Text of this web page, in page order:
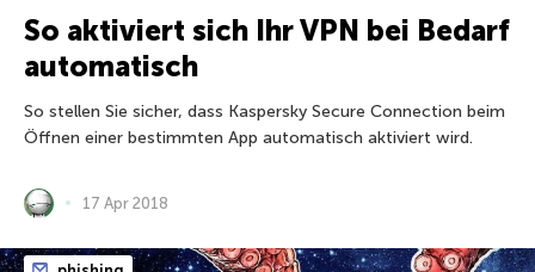
So aktiviert sich Ihr VPN bei Bedarf
automatisch
So stellen Sie sicher, dass Kaspersky Secure Connection beim
Öffnen einer bestimmten App automatisch aktiviert wird.
17 Apr 2018